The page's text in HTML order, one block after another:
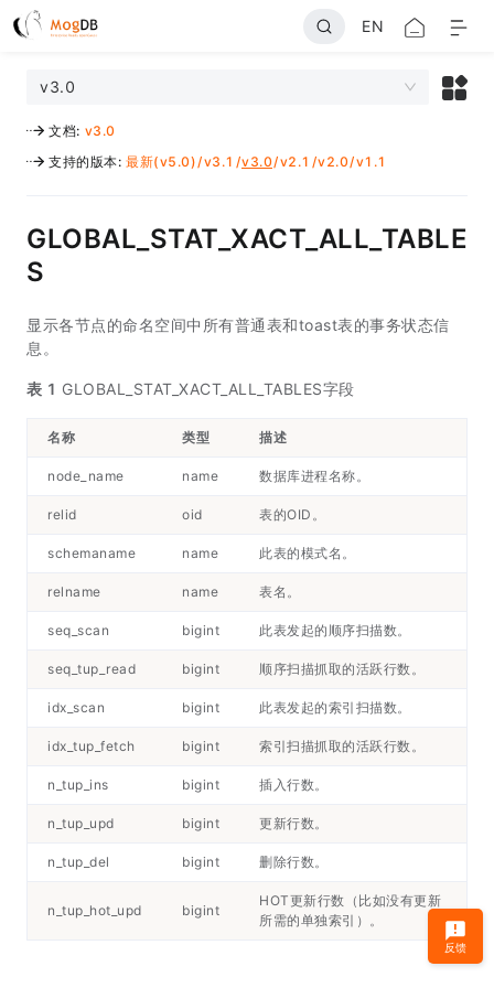
EN
v3.0
文档: v3.0
支持的版本: 最新(v5.0)/v3.1 /v3.0/v2.1 /v2.0/v1.1
GLOBAL_STAT_XACT_ALL_TABLE
S
显示各节点的命名空间中所有普通表和toast表的事务状态信
息。
表 1 GLOBAL_STAT_XACT_ALL_TABLES字段
名称 类型 描述
node_name name 数据库进程名称。
relid oid 表的OID。
schemaname name 此表的模式名。
relname name 表名。
seq_scan bigint 此表发起的顺序扫描数。
seq_tup_read bigint 顺序扫描抓取的活跃行数。
idx_scan bigint 此表发起的索引扫描数。
idx_tup_fetch bigint 索引扫描抓取的活跃行数。
n_tup_ins bigint 插入行数。
n_tup_upd bigint 更新行数。
n_tup_del bigint 删除行数。
n_tup_hot_upd bigint
HOT更新行数（比如没有更新
所需的单独索引）。
反馈